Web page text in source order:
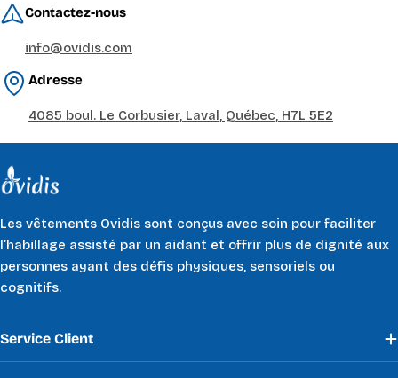
Contactez-nous
info@ovidis.com
Adresse
4085 boul. Le Corbusier, Laval, Québec, H7L 5E2
Les vêtements Ovidis sont conçus avec soin pour faciliter
l’habillage assisté par un aidant et offrir plus de dignité aux
personnes ayant des défis physiques, sensoriels ou
cognitifs.
Service Client